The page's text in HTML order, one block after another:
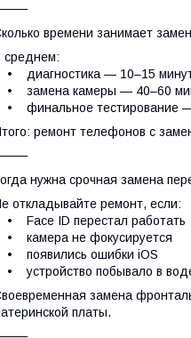
времени занимает
среднем:
• диагностика — 10–15
• замена камеры — 40–60
• финальное тестирование
ремонт телефонов с
нужна срочная замена
откладывайте ремонт, если:
• Face ID перестал работать
• камера не фокусируется
• появились ошибки iOS
• устройство побывало в
замена
платы.